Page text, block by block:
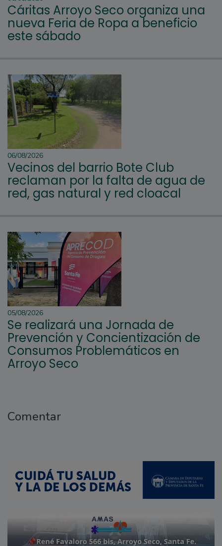
Cáritas Arroyo Seco organiza una
nueva Feria de Ropa a beneficio
este sábado
06/08/2026
Vecinos del barrio Bote Club
reclaman por la falta de agua de
red, gas natural y red cloacal
05/08/2026
Se realizará una Jornada de
Prevención y Concientización de
Consumos Problemáticos en
Arroyo Seco
Comentar